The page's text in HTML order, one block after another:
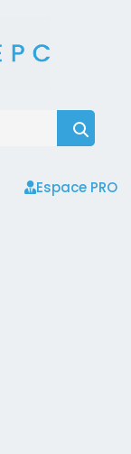
Espace PRO